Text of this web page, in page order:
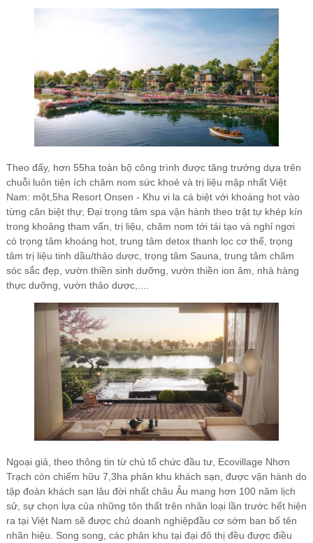
Theo đấy, hơn 55ha toàn bộ công trình được tăng trưởng dựa trên
chuỗi luôn tiện ích chăm nom sức khoẻ và trị liệu mập nhất Việt
Nam: một,5ha Resort Onsen - Khu vi la cá biệt với khoáng hot vào
từng căn biệt thự; Đại trọng tâm spa vận hành theo trật tự khép kín
trong khoảng tham vấn, trị liệu, chăm nom tới tái tạo và nghỉ ngơi
có trọng tâm khoáng hot, trung tâm detox thanh lọc cơ thể, trọng
tâm trị liệu tinh dầu/thảo dược, trọng tâm Sauna, trung tâm chăm
sóc sắc đẹp, vườn thiền sinh dưỡng, vườn thiền ion âm, nhà hàng
thực dưỡng, vườn thảo dược,....
Ngoại giả, theo thông tin từ chủ tổ chức đầu tư, Ecovillage Nhơn
Trạch còn chiếm hữu 7,3ha phân khu khách sạn, được vận hành do
tập đoàn khách sạn lâu đời nhất châu Âu mang hơn 100 năm lịch
sử, sự chọn lựa của những tôn thất trên nhân loại lần trước hết hiện
ra tại Việt Nam sẽ được chủ doanh nghiệpđầu cơ sớm ban bố tên
nhãn hiệu. Song song, các phân khu tại đại đô thị đều được điều